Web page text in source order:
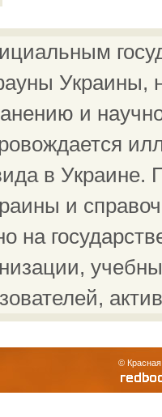
Украины,
и
в
и
на
©